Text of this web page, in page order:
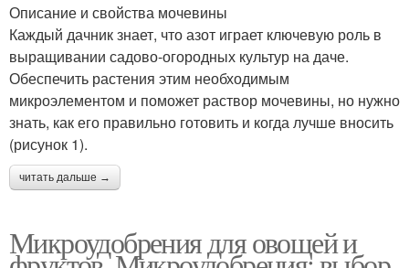
Описание и свойства мочевины
Каждый дачник знает, что азот играет ключевую роль в
выращивании садово-огородных культур на даче.
Обеспечить растения этим необходимым
микроэлементом и поможет раствор мочевины, но нужно
знать, как его правильно готовить и когда лучше вносить
(рисунок 1).
читать дальше →
Микроудобрения для овощей и